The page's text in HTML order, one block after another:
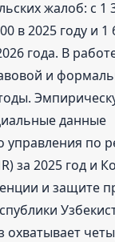
жалоб: с
в 2025 году и 1
года. В
и
данные
управления по
за 2025 год и
и защите
охватывает